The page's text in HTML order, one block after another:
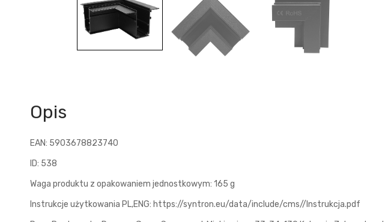
Opis
EAN: 5903678823740
ID: 538
Waga produktu z opakowaniem jednostkowym: 165 g
Instrukcje użytkowania PL,ENG: https://syntron.eu/data/include/cms//Instrukcja.pdf